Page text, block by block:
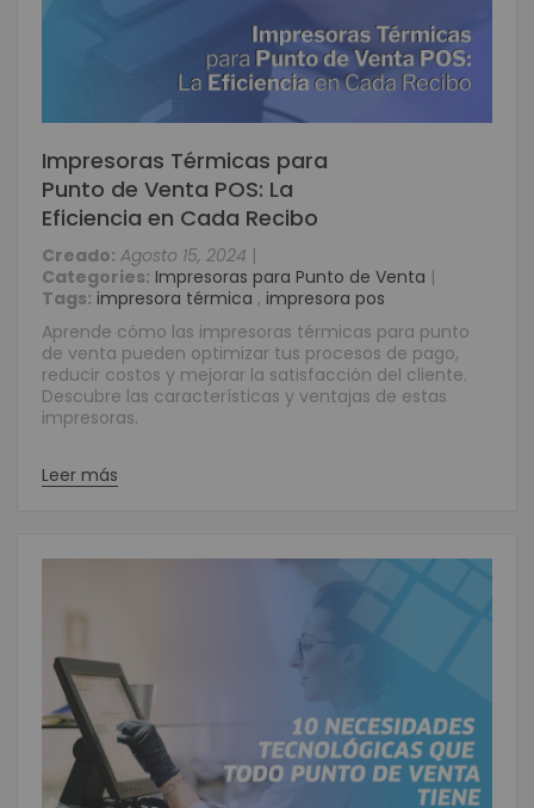
Impresoras Térmicas para
Punto de Venta POS: La
Eficiencia en Cada Recibo
Creado: Agosto 15, 2024 |
Categories: Impresoras para Punto de Venta |
Tags: impresora térmica , impresora pos
Aprende cómo las impresoras térmicas para punto
de venta pueden optimizar tus procesos de pago,
reducir costos y mejorar la satisfacción del cliente.
Descubre las características y ventajas de estas
impresoras.
Leer más